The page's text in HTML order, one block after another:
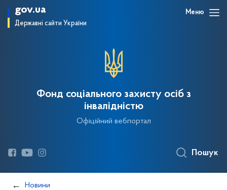
gov.ua
Державні сайти України
Меню
Фонд соціального захисту осіб з
інвалідністю
Офіційний вебпортал
Пошук
Новини